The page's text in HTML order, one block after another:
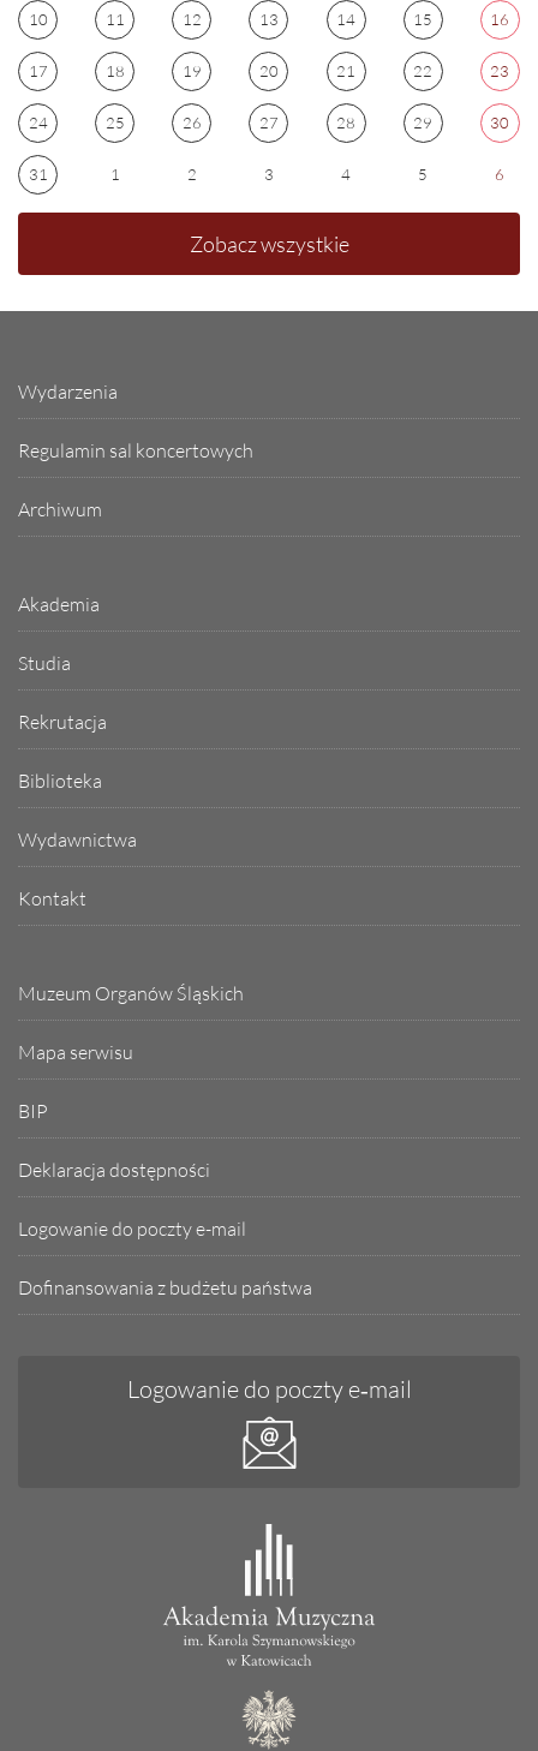
10 11 12 13 14 15 16
17 18 19 20 21 22 23
24 25 26 27 28 29 30
31 1 2 3 4 5 6
Zobacz wszystkie
Wydarzenia
Regulamin sal koncertowych
Archiwum
Akademia
Studia
Rekrutacja
Biblioteka
Wydawnictwa
Kontakt
Muzeum Organów Śląskich
Mapa serwisu
BIP
Deklaracja dostępności
Logowanie do poczty e-mail
Dofinansowania z budżetu państwa
Logowanie do poczty e‑mail